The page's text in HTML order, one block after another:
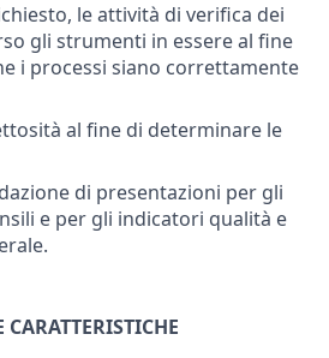
le attività di verifica dei
gli strumenti in essere al fine
i processi siano correttamente
al fine di determinare le
di presentazioni per gli
e per gli indicatori qualità e
CARATTERISTICHE